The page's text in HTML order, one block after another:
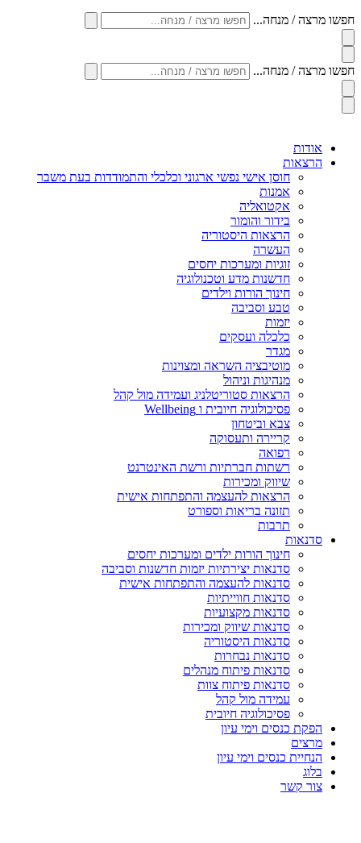
חפשו מרצה / מנחה...
חפשו מרצה / מנחה...
אודות
הרצאות
חוסן אישי נפשי ארגוני וכלכלי והתמודדות בעת משבר
אמנות
אקטואליה
בידור והומור
הרצאות היסטוריה
העשרה
זוגיות ומערכות יחסים
חדשנות מדע וטכנולוגיה
חינוך הורות וילדים
טבע וסביבה
יזמות
כלכלה ועסקים
מגדר
מוטיבציה השראה ומצוינות
מנהיגות וניהול
הרצאות סטוריטלניג ועמידה מול קהל
פסיכולוגיה חיובית ו Wellbeing
צבא וביטחון
קריירה ותעסוקה
רפואה
רשתות חברתיות ורשת האינטרנט
שיווק ומכירות
הרצאות להעצמה והתפתחות אישית
תזונה בריאות וספורט
תרבות
סדנאות
חינוך הורות ילדים ומערכות יחסים
סדנאות יצירתיות יזמות חדשנות וסביבה
סדנאות להעצמה והתפתחות אישית
סדנאות חווייתיות
סדנאות מקצועיות
סדנאות שיווק ומכירות
סדנאות היסטוריה
סדנאות נבחרות
סדנאות פיתוח מנהלים
סדנאות פיתוח צוות
עמידה מול קהל
פסיכולוגיה חיובית
הפקת כנסים וימי עיון
מרצים
הנחיית כנסים וימי עיון
בלוג
צור קשר